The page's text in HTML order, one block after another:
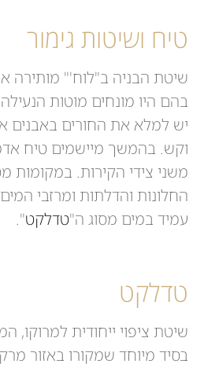
טיח ושיטות גימור
שיטת הבניה ב"לוח'" מותירה
בהם היו מונחים מוטות
יש למלא את החורים באבנים
וקש. בהמשך מיישמים טיח
משני צידי הקירות. במקומות
החלונות והדלתות ומרזבי
עמיד במים מסוג ה"טדלקט".
טדלקט
שיטת ציפוי ייחודית למרוקו,
בסיד מיוחד שמקורו באזור